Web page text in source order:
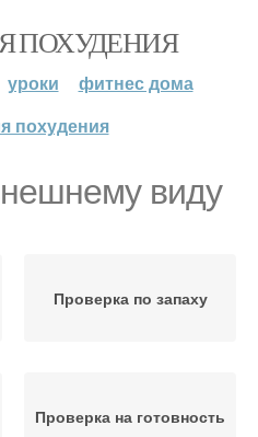
ПОХУДЕНИЯ
уроки
фитнес дома
похудения
виду
Проверка по запаху
Проверка на готовность